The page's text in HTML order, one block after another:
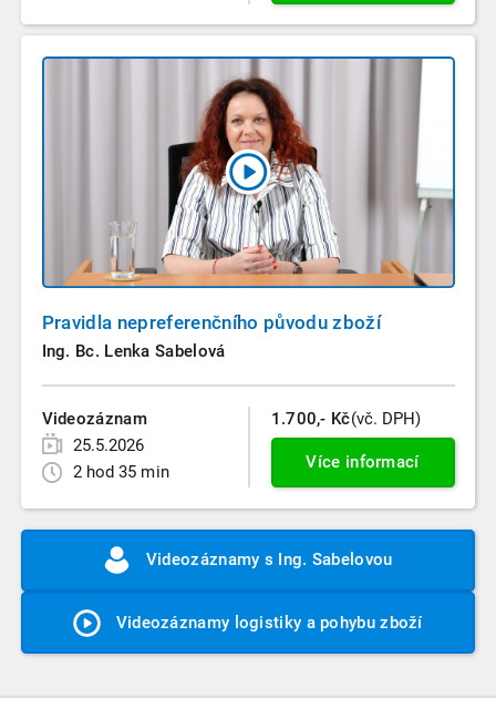
Pravidla nepreferenčního původu zboží
Ing. Bc. Lenka Sabelová
Videozáznam
25.5.2026
2 hod 35 min
1.700,- Kč(vč. DPH)
Více informací
Videozáznamy s Ing. Sabelovou
Videozáznamy logistiky a pohybu zboží